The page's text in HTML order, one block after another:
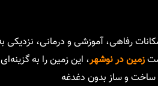
رفاهی، آموزشی و درمانی،
زمین در نوشهر، این زمین را به
ساخت و ساز بدون دغدغه